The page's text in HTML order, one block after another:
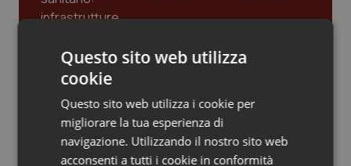
Provincia Autonoma di Bolzano
Provincia Autonoma di Trento
Infezioni & Febbre
Ipertensione & Scompenso
Malattie rare
Gestione dell'Ipertensione resistente:
dalle Linee Guida alle terapie innovative
Leadership Infermieristica 2026: nuovi
modelli di responsabilità e autonomia
Questo sito web utilizza
cookie
Questo sito web utilizza i cookie per
migliorare la tua esperienza di
navigazione. Utilizzando il nostro sito web
acconsenti a tutti i cookie in conformità